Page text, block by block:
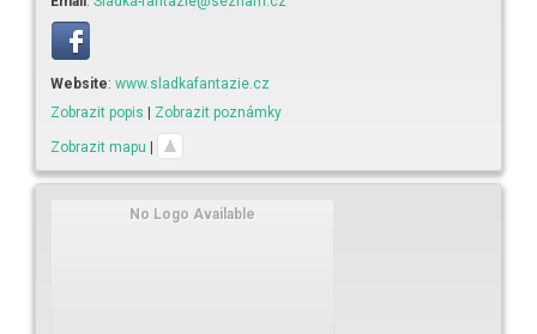
Website: www.sladkafantazie.cz
Zobrazit popis
Zobrazit poznámky
Zobrazit mapu
No Logo Available